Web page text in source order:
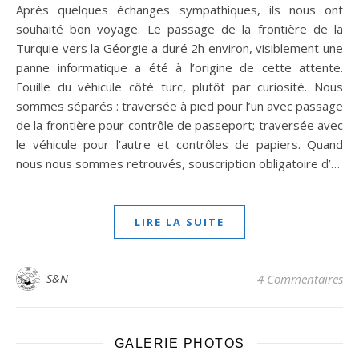
Après quelques échanges sympathiques, ils nous ont
souhaité bon voyage. Le passage de la frontière de la
Turquie vers la Géorgie a duré 2h environ, visiblement une
panne informatique a été à l’origine de cette attente.
Fouille du véhicule côté turc, plutôt par curiosité. Nous
sommes séparés : traversée à pied pour l’un avec passage
de la frontière pour contrôle de passeport; traversée avec
le véhicule pour l’autre et contrôles de papiers. Quand
nous nous sommes retrouvés, souscription obligatoire d’…
LIRE LA SUITE
S&N 4 Commentaires
GALERIE PHOTOS